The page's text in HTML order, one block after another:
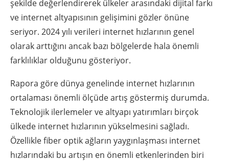
şekilde değerlendirerek ülkeler arasındaki dijital farkı
ve internet altyapısının gelişimini gözler önüne
seriyor. 2024 yılı verileri internet hızlarının genel
olarak arttığını ancak bazı bölgelerde hala önemli
farklılıklar olduğunu gösteriyor.
Rapora göre dünya genelinde internet hızlarının
ortalaması önemli ölçüde artış göstermiş durumda.
Teknolojik ilerlemeler ve altyapı yatırımları birçok
ülkede internet hızlarının yükselmesini sağladı.
Özellikle fiber optik ağların yaygınlaşması internet
hızlarındaki bu artışın en önemli etkenlerinden biri